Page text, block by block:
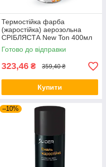
Термостійка фарба
(жаростійка) аерозольна
СРІБЛЯСТА New Ton 400мл
Готово до відправки
323,46 ₴ 359,40 ₴
Купити
–10%